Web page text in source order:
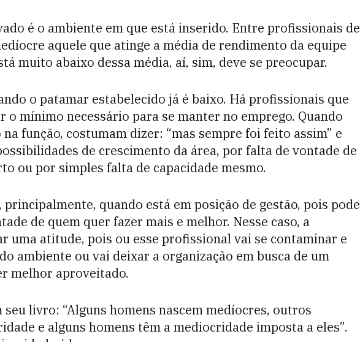
é o ambiente em que está inserido. Entre profissionais de
aquele que atinge a média de rendimento da equipe
muito abaixo dessa média, aí, sim, deve se preocupar.
o patamar estabelecido já é baixo. Há profissionais que
o mínimo necessário para se manter no emprego. Quando
função, costumam dizer: “mas sempre foi feito assim” e
de crescimento da área, por falta de vontade de
ou por simples falta de capacidade mesmo.
quando está em posição de gestão, pois pode
de quem quer fazer mais e melhor. Nesse caso, a
uma atitude, pois ou esse profissional vai se contaminar e
ambiente ou vai deixar a organização em busca de um
melhor aproveitado.
livro: “Alguns homens nascem medíocres, outros
e alguns homens têm a mediocridade imposta a eles”.